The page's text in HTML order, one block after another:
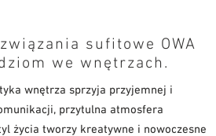
sufitowe OWA
we wnętrzach.
wnętrza sprzyja przyjemnej i
przytulna atmosfera
życia tworzy kreatywne i nowoczesne